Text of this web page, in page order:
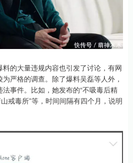
的大量违规内容也引发了讨论，有网
严格的调查。除了爆料吴磊等人外，
事件。比如，她发布的“不吸毒后精
戒毒所”等，时间间隔有四个月，说明